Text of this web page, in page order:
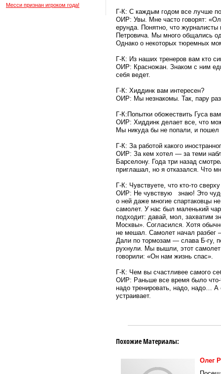
Месси признан игроком года!
Г-К: С каждым годом все лучше
ОИР: Увы. Мне часто говорят:
ерунда. Понятно, что журналисты
Петровича. Мы много общались
Однако о некоторых тюремных
Г-К: Из наших тренеров вам кто
ОИР: Красножан. Знаком с ним
себя ведет.
Г-К: Хиддинк вам интересен?
ОИР: Мы незнакомы. Так, пару
Г-К:Попытки обожествить Гуса
ОИР: Хиддинк делает все, что
Мы никуда бы не попали, и
Г-К: За работой какого
ОИР: За кем хотел — за теми
Барселону. Года три назад
приглашал, но я отказался. Что
Г-К: Чувствуете, что кто-то
ОИР: Не чувствую знаю! Это
о ней даже многие спартаковцы
самолет. У нас был маленький
подходит: давай, мол, захватим
Москвы». Согласился. Хотя
не мешал. Самолет начал разбег
Дали по тормозам — слава Б-гу,
рухнули. Мы вышли, этот самолет
говорили: «Он нам жизнь спас».
Г-К: Чем вы счастливее самого
ОИР: Раньше все время было что-
надо тренировать, надо, надо… А
устраивает.
Похожие Материалы:
Олег